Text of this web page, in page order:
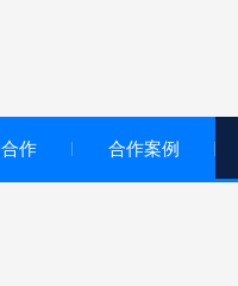
作 合作案例